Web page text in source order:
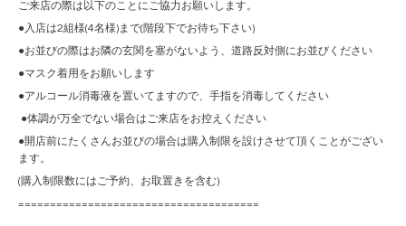
ご来店の際は以下のことにご協力お願いします。
●入店は2組様(4名様)まで(階段下でお待ち下さい)
●お並びの際はお隣の玄関を塞がないよう、道路反対側にお並びください
●マスク着用をお願いします
●アルコール消毒液を置いてますので、手指を消毒してください
●体調が万全でない場合はご来店をお控えください
●開店前にたくさんお並びの場合は購入制限を設けさせて頂くことがござい
ます。
(購入制限数にはご予約、お取置きを含む)
======================================